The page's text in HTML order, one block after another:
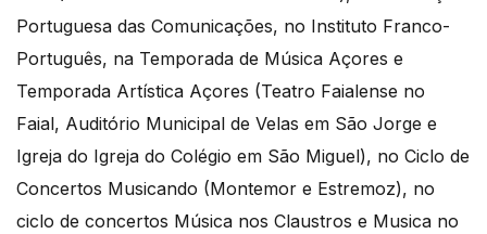
Portuguesa das Comunicações, no Instituto Franco-
Português, na Temporada de Música Açores e
Temporada Artística Açores (Teatro Faialense no
Faial, Auditório Municipal de Velas em São Jorge e
Igreja do Igreja do Colégio em São Miguel), no Ciclo de
Concertos Musicando (Montemor e Estremoz), no
ciclo de concertos Música nos Claustros e Musica no